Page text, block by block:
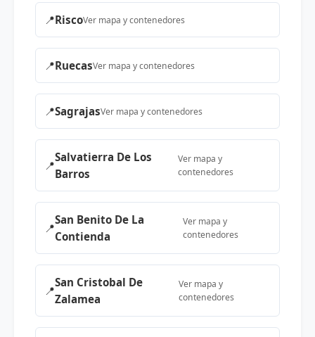
📍RiscoVer mapa y contenedores
📍RuecasVer mapa y contenedores
📍SagrajasVer mapa y contenedores
📍
Salvatierra De Los
Barros
Ver mapa y
contenedores
📍
San Benito De La
Contienda
Ver mapa y
contenedores
📍
San Cristobal De
Zalamea
Ver mapa y
contenedores